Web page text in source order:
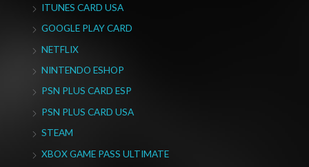
ITUNES CARD USA
GOOGLE PLAY CARD
NETFLIX
NINTENDO ESHOP
PSN PLUS CARD ESP
PSN PLUS CARD USA
STEAM
XBOX GAME PASS ULTIMATE